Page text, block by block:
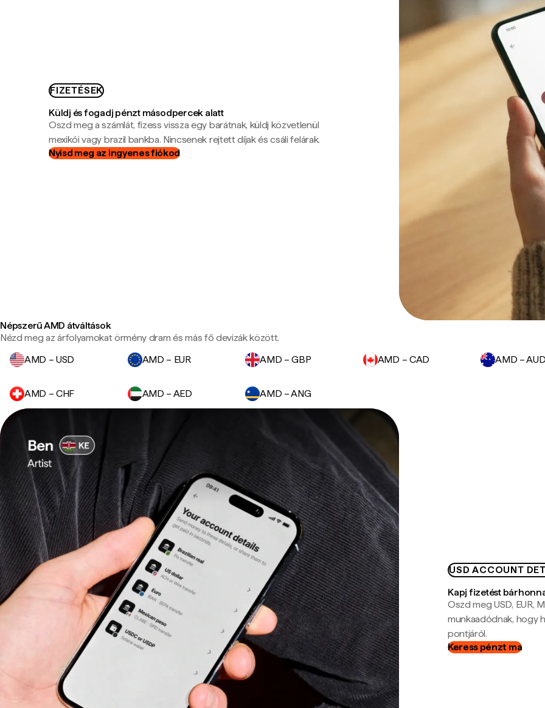
FIZETÉSEK
Küldj és fogadj pénzt másodpercek alatt
Oszd meg a számlát, fizess vissza egy barátnak, küldj közvetlenül
mexikói vagy brazil bankba. Nincsenek rejtett díjak és csáli felárak.
Nyisd meg az ingyenes fiókod
Népszerű AMD átváltások
Nézd meg az árfolyamokat örmény dram és más fő devizák között.
AMD – USD
AMD – EUR AMD – GBP AMD – CAD AMD – AUD
AMD – CHF AMD – AED AMD – ANG
USD ACCOUNT
Kapj fizetést
Oszd meg USD, EUR,
munkaadódnak, hogy
pontjáról.
Keress pénzt ma